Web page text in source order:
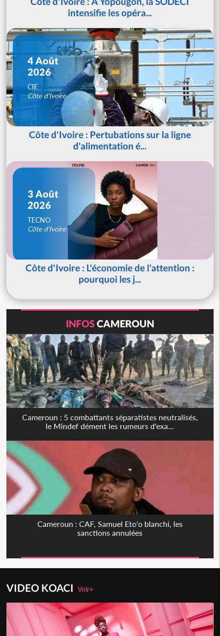
intensifie les opéra...
4 Août
2026
CIE
Côte d'Ivoire
Côte d'Ivoire : Pertubations sur la ligne
d'alimentation é...
3 Août
2026
TECNO
Côte d'Ivoire
Côte d'Ivoire : L'économie de l'attention :
pourquoi les j...
INFOSCAMEROUN
Cameroun : 5 combattants séparatistes neutralisés,
le Mindef dément les rumeurs d'exa...
Cameroun : CAF, Samuel Eto'o blanchi, les
sanctions annulées
VIDEO KOACIVoir+